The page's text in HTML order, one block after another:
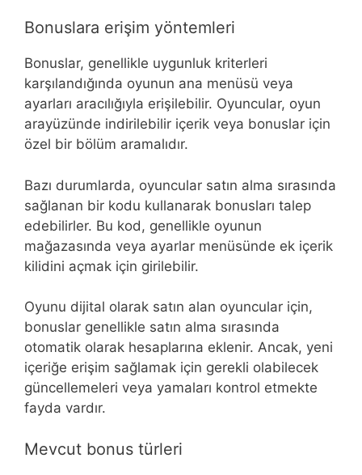
Bonuslara erişim yöntemleri
Bonuslar, genellikle uygunluk kriterleri
karşılandığında oyunun ana menüsü veya
ayarları aracılığıyla erişilebilir. Oyuncular, oyun
arayüzünde indirilebilir içerik veya bonuslar için
özel bir bölüm aramalıdır.
Bazı durumlarda, oyuncular satın alma sırasında
sağlanan bir kodu kullanarak bonusları talep
edebilirler. Bu kod, genellikle oyunun
mağazasında veya ayarlar menüsünde ek içerik
kilidini açmak için girilebilir.
Oyunu dijital olarak satın alan oyuncular için,
bonuslar genellikle satın alma sırasında
otomatik olarak hesaplarına eklenir. Ancak, yeni
içeriğe erişim sağlamak için gerekli olabilecek
güncellemeleri veya yamaları kontrol etmekte
fayda vardır.
Mevcut bonus türleri